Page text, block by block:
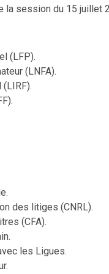
la session du 15 juillet
(LFP).
(LNFA).
des litiges (CNRL).
(CFA).
les Ligues.